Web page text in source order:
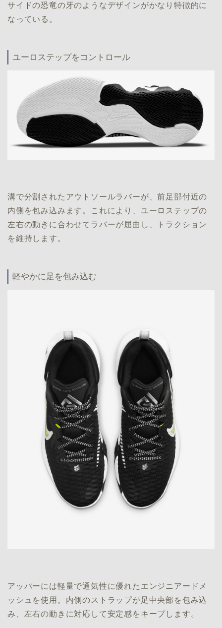
サイドの恐竜の牙のようなデザインがかなり特徴的に
なっている。
ユーロステップをコントロール
溝で分割されたアウトソールラバーが、前足部付近の
内側を包み込みます。これにより、ユーロステップの
左右の動きに合わせてラバーが屈曲し、トラクション
を維持します。
軽やかに足を包み込む
アッパーには軽量で通気性に優れたエンジニアードメ
ッシュを使用。内側のストラップが足中央部を包み込
み、左右の動きに対応して安定感をキープします。